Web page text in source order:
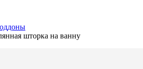
шторка на ванну